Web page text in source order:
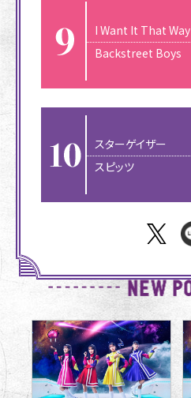
I Want It That Way
Backstreet Boys
スターゲイザー
スピッツ